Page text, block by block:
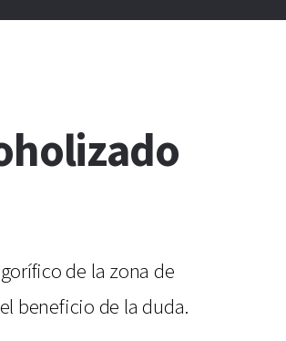
de la zona de
beneficio de la duda.